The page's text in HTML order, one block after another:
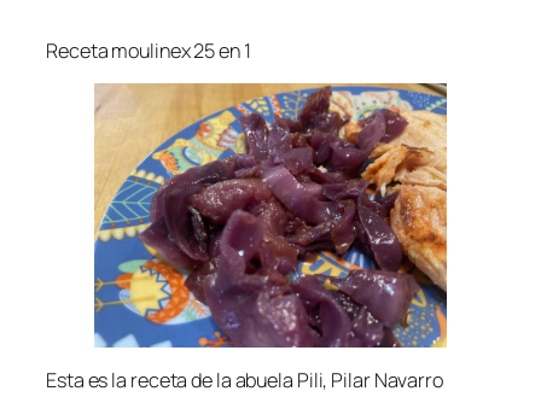
Receta moulinex 25 en 1
Esta es la receta de la abuela Pili, Pilar Navarro